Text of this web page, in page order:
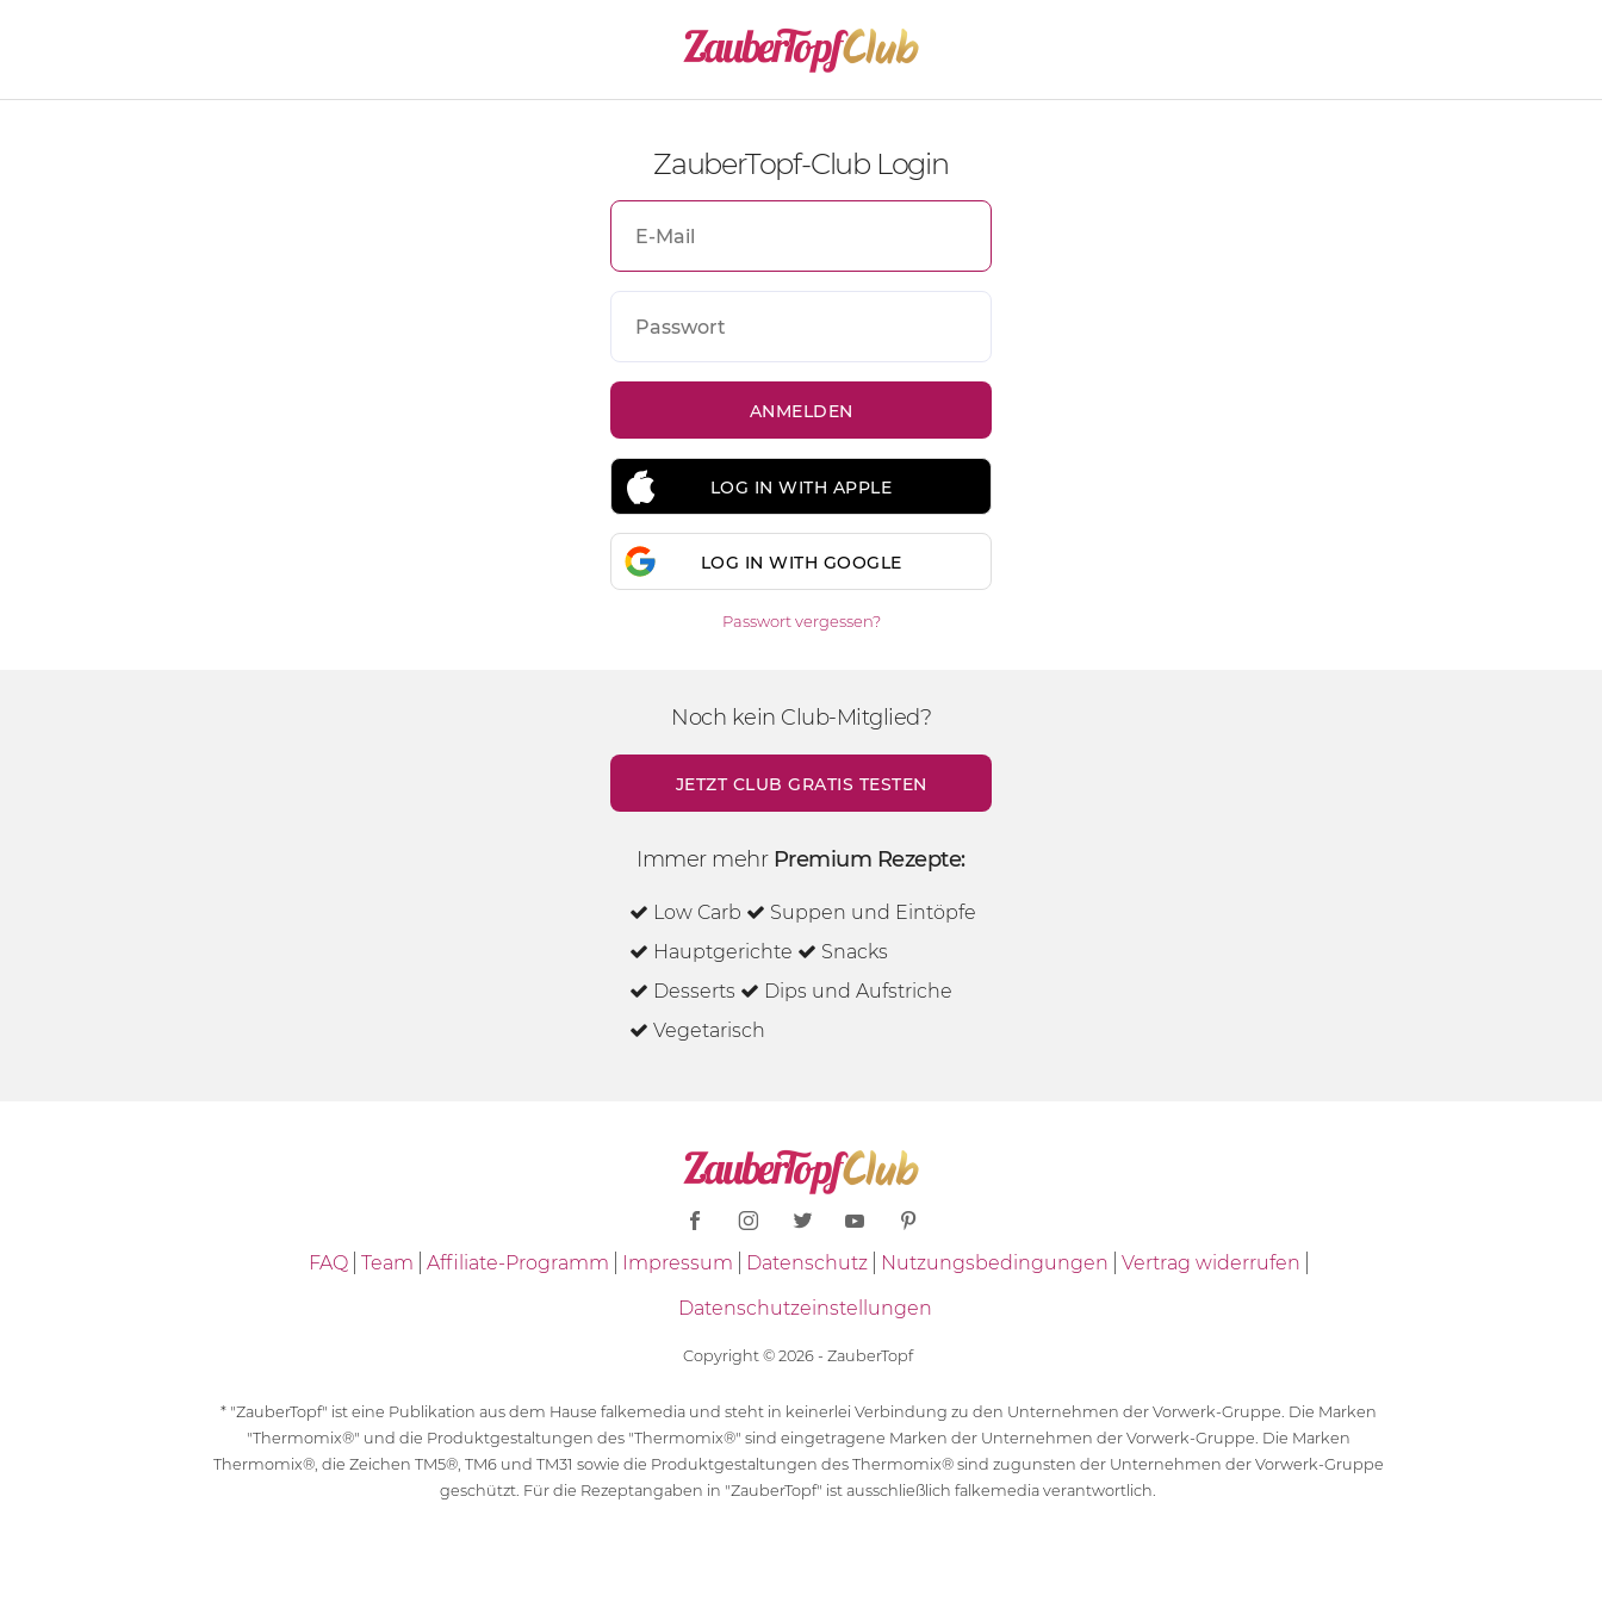
ZauberTopf-Club Login
LOG IN WITH APPLE
LOG IN WITH GOOGLE
Passwort vergessen?
Noch kein Club-Mitglied?
JETZT CLUB GRATIS TESTEN
Immer mehr Premium Rezepte:
Low Carb
Suppen und Eintöpfe
Hauptgerichte
Snacks
Desserts
Dips und Aufstriche
Vegetarisch
FAQ Team Affiliate-Programm Impressum Datenschutz Nutzungsbedingungen
Vertrag widerrufen
Datenschutzeinstellungen
Copyright © 2026 - ZauberTopf
* "ZauberTopf" ist eine Publikation aus dem Hause falkemedia und steht in keinerlei Verbindung zu den Unternehmen der Vorwerk-Gruppe. Die Marken
"Thermomix®" und die Produktgestaltungen des "Thermomix®" sind eingetragene Marken der Unternehmen der Vorwerk-Gruppe. Die Marken
Thermomix®, die Zeichen TM5®, TM6 und TM31 sowie die Produktgestaltungen des Thermomix® sind zugunsten der Unternehmen der Vorwerk-Gruppe
geschützt. Für die Rezeptangaben in "ZauberTopf" ist ausschließlich falkemedia verantwortlich.